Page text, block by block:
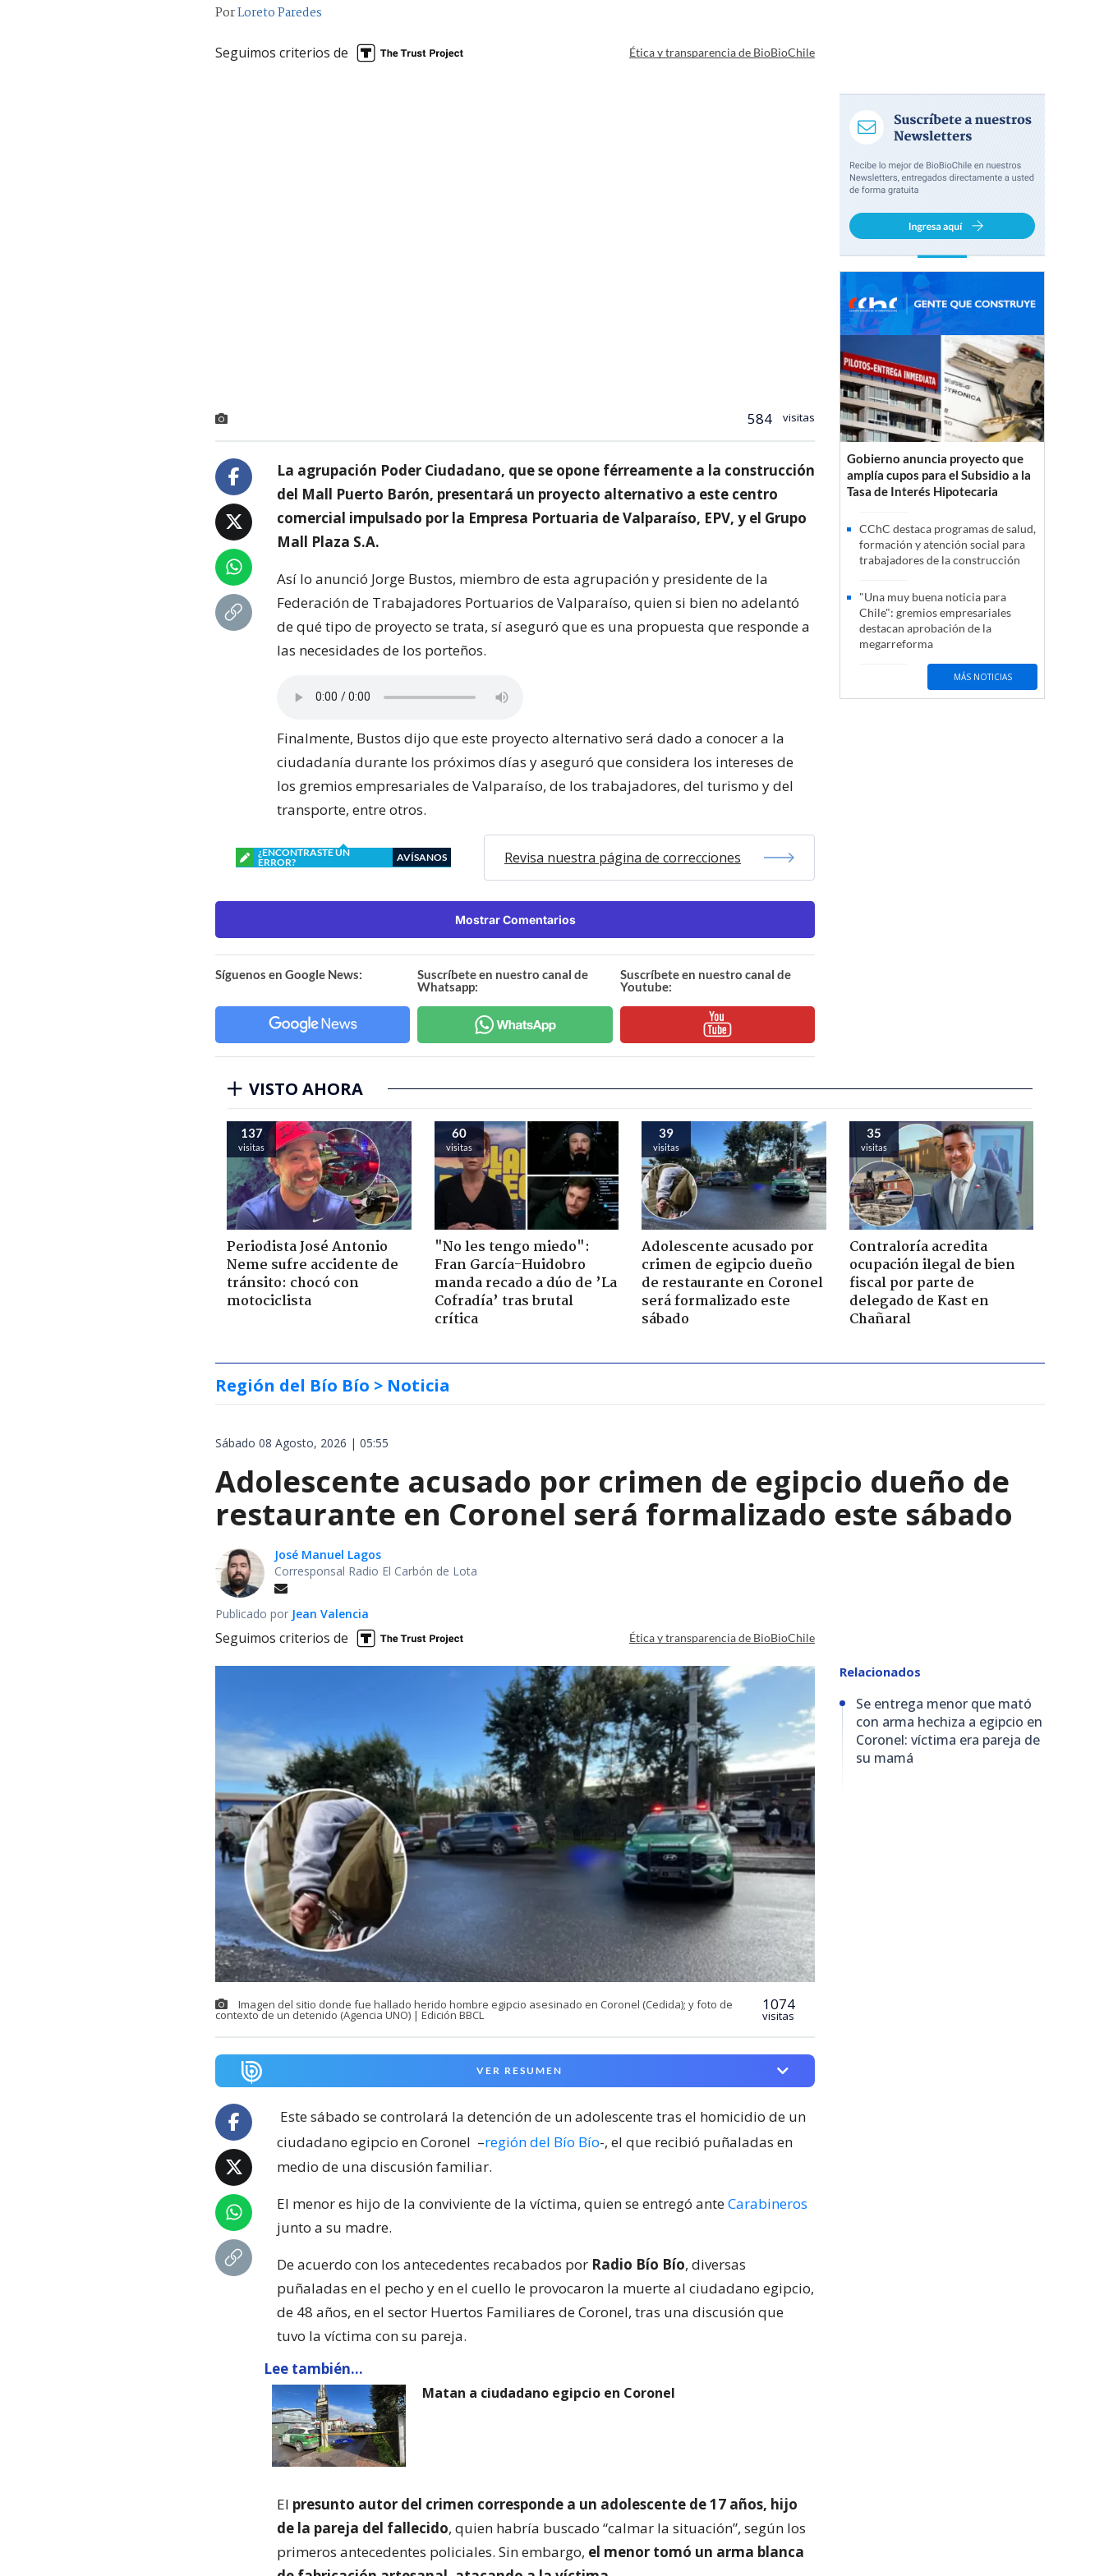
PorLoreto Paredes
Seguimos criterios de Ética y transparencia de BioBioChile
584 visitas
La agrupación Poder Ciudadano, que se opone férreamente a la construcción
del Mall Puerto Barón, presentará un proyecto alternativo a este centro
comercial impulsado por la Empresa Portuaria de Valparaíso, EPV, y el Grupo
Mall Plaza S.A.
Así lo anunció Jorge Bustos, miembro de esta agrupación y presidente de la
Federación de Trabajadores Portuarios de Valparaíso, quien si bien no adelantó
de qué tipo de proyecto se trata, sí aseguró que es una propuesta que responde a
las necesidades de los porteños.
Finalmente, Bustos dijo que este proyecto alternativo será dado a conocer a la
ciudadanía durante los próximos días y aseguró que considera los intereses de
los gremios empresariales de Valparaíso, de los trabajadores, del turismo y del
transporte, entre otros.
¿ENCONTRASTE UN
ERROR?
AVÍSANOS Revisa nuestra página de correcciones
Mostrar Comentarios
Síguenos en Google News:
Suscríbete en nuestro canal de
Whatsapp:
Suscríbete en nuestro canal de
Youtube:
Gobierno anuncia proyecto que
amplía cupos para el Subsidio a la
Tasa de Interés Hipotecaria
CChC destaca programas de salud,
formación y atención social para
trabajadores de la construcción
"Una muy buena noticia para
Chile": gremios empresariales
destacan aprobación de la
megarreforma
MÁS NOTICIAS
VISTO AHORA
137
visitas
Periodista José Antonio
Neme sufre accidente de
tránsito: chocó con
motociclista
60
visitas
"No les tengo miedo":
Fran García-Huidobro
manda recado a dúo de ’La
Cofradía’ tras brutal
crítica
39
visitas
Adolescente acusado por
crimen de egipcio dueño
de restaurante en Coronel
será formalizado este
sábado
35
visitas
Contraloría acredita
ocupación ilegal de bien
fiscal por parte de
delegado de Kast en
Chañaral
Región del Bío Bío > Noticia
Sábado 08 Agosto, 2026 | 05:55
Adolescente acusado por crimen de egipcio dueño de
restaurante en Coronel será formalizado este sábado
José Manuel Lagos
Corresponsal Radio El Carbón de Lota
Publicado por Jean Valencia
Seguimos criterios de Ética y transparencia de BioBioChile
Imagen del sitio donde fue hallado herido hombre egipcio asesinado en Coronel (Cedida); y foto de
contexto de un detenido (Agencia UNO) | Edición BBCL
1074
visitas
VER RESUMEN
Este sábado se controlará la detención de un adolescente tras el homicidio de un
ciudadano egipcio en Coronel –región del Bío Bío-, el que recibió puñaladas en
medio de una discusión familiar.
El menor es hijo de la conviviente de la víctima, quien se entregó anteCarabineros
junto a su madre.
De acuerdo con los antecedentes recabados por Radio Bío Bío, diversas
puñaladas en el pecho y en el cuello le provocaron la muerte al ciudadano egipcio,
de 48 años, en el sector Huertos Familiares de Coronel, tras una discusión que
tuvo la víctima con su pareja.
Lee también...
Matan a ciudadano egipcio en Coronel
El presunto autor del crimen corresponde a un adolescente de 17 años, hijo
de la pareja del fallecido, quien habría buscado “calmar la situación”, según los
primeros antecedentes policiales. Sin embargo, el menor tomó un arma blanca
Relacionados
Se entrega menor que mató
con arma hechiza a egipcio en
Coronel: víctima era pareja de
su mamá